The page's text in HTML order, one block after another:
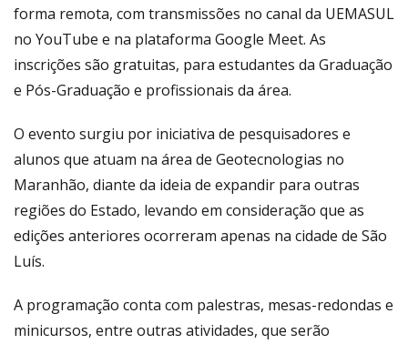
forma remota, com transmissões no canal da UEMASUL
no YouTube e na plataforma Google Meet. As
inscrições são gratuitas, para estudantes da Graduação
e Pós-Graduação e profissionais da área.
O evento surgiu por iniciativa de pesquisadores e
alunos que atuam na área de Geotecnologias no
Maranhão, diante da ideia de expandir para outras
regiões do Estado, levando em consideração que as
edições anteriores ocorreram apenas na cidade de São
Luís.
A programação conta com palestras, mesas-redondas e
minicursos, entre outras atividades, que serão